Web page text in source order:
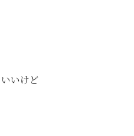
いけど